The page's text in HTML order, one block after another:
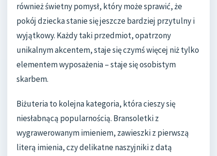
również świetny pomysł, który może sprawić, że
pokój dziecka stanie się jeszcze bardziej przytulny i
wyjątkowy. Każdy taki przedmiot, opatrzony
unikalnym akcentem, staje się czymś więcej niż tylko
elementem wyposażenia – staje się osobistym
skarbem.
Biżuteria to kolejna kategoria, która cieszy się
niesłabnącą popularnością. Bransoletki z
wygrawerowanym imieniem, zawieszki z pierwszą
literą imienia, czy delikatne naszyjniki z datą